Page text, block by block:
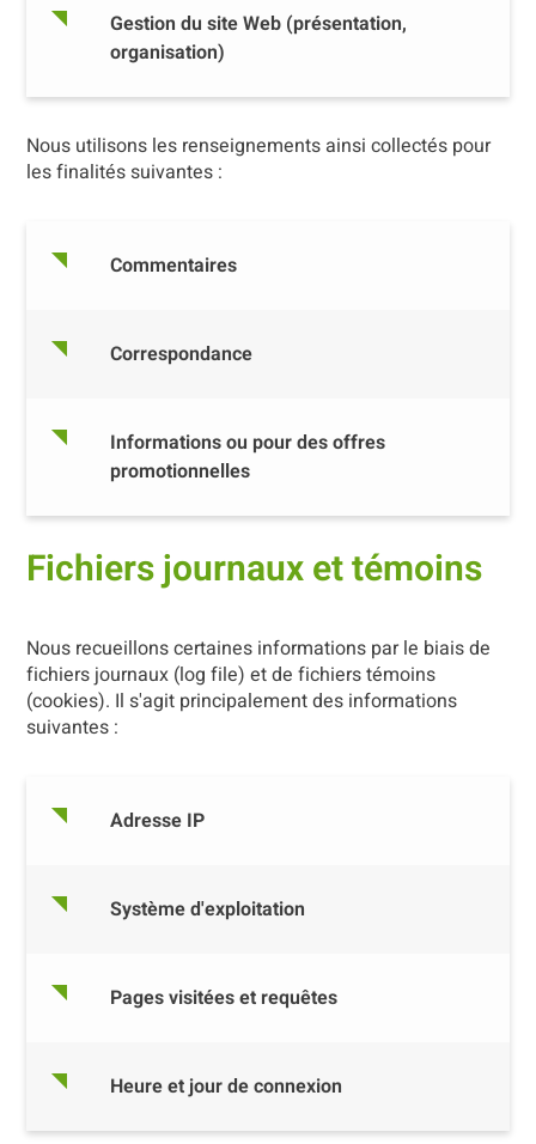
Gestion du site Web (présentation,
organisation)
Nous utilisons les renseignements ainsi collectés pour
les finalités suivantes :
Commentaires
Correspondance
Informations ou pour des offres
promotionnelles
Fichiers journaux et témoins
Nous recueillons certaines informations par le biais de
fichiers journaux (log file) et de fichiers témoins
(cookies). Il s'agit principalement des informations
suivantes :
Adresse IP
Système d'exploitation
Pages visitées et requêtes
Heure et jour de connexion